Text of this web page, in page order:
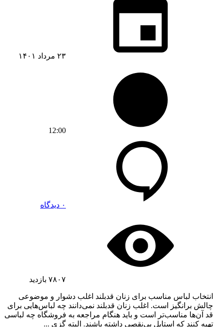
۲۳ مرداد ۱۴۰۱
12:00
۰ دیدگاه
۷۸۰۷ بازدید
انتخاب لباس مناسب برای زنان قدبلند اغلب دشوار و موضوعی
چالش برانگیز است. اغلب زنان قدبلند نمی‌دانند چه لباس‌هایی برای
قد آن‌ها مناسب‌تر است و باید هنگام مراجعه به فروشگاه چه لباسی
تهیه کنند که استایل بی‌نقصی داشته باشند. البته گزی ...